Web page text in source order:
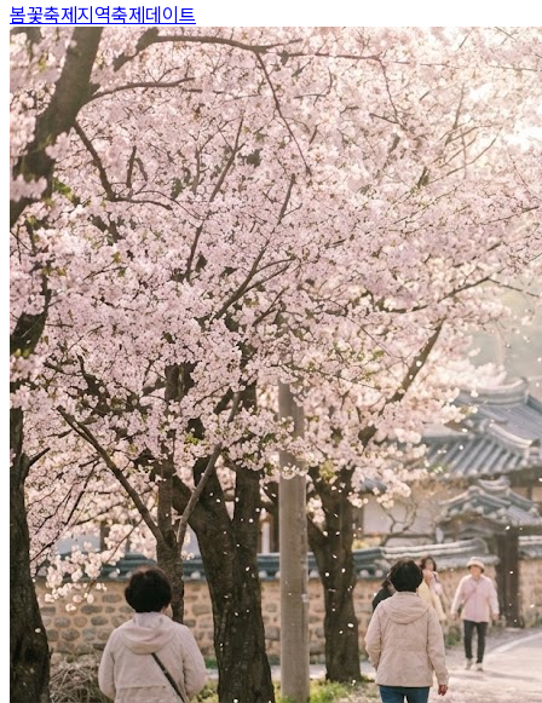
봄꽃축제지역축제데이트